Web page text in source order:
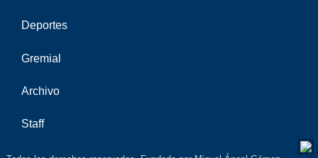
Deportes
Gremial
Archivo
Staff